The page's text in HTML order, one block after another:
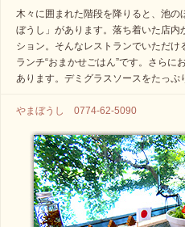
木々に囲まれた階段を降りると、池の
ぼうし」があります。落ち着いた店
ション。そんなレストランでいただ
ランチ“おまかせごはん”です。さらに
あります。デミグラスソースをたっぷ
やまぼうし 0774-62-5090